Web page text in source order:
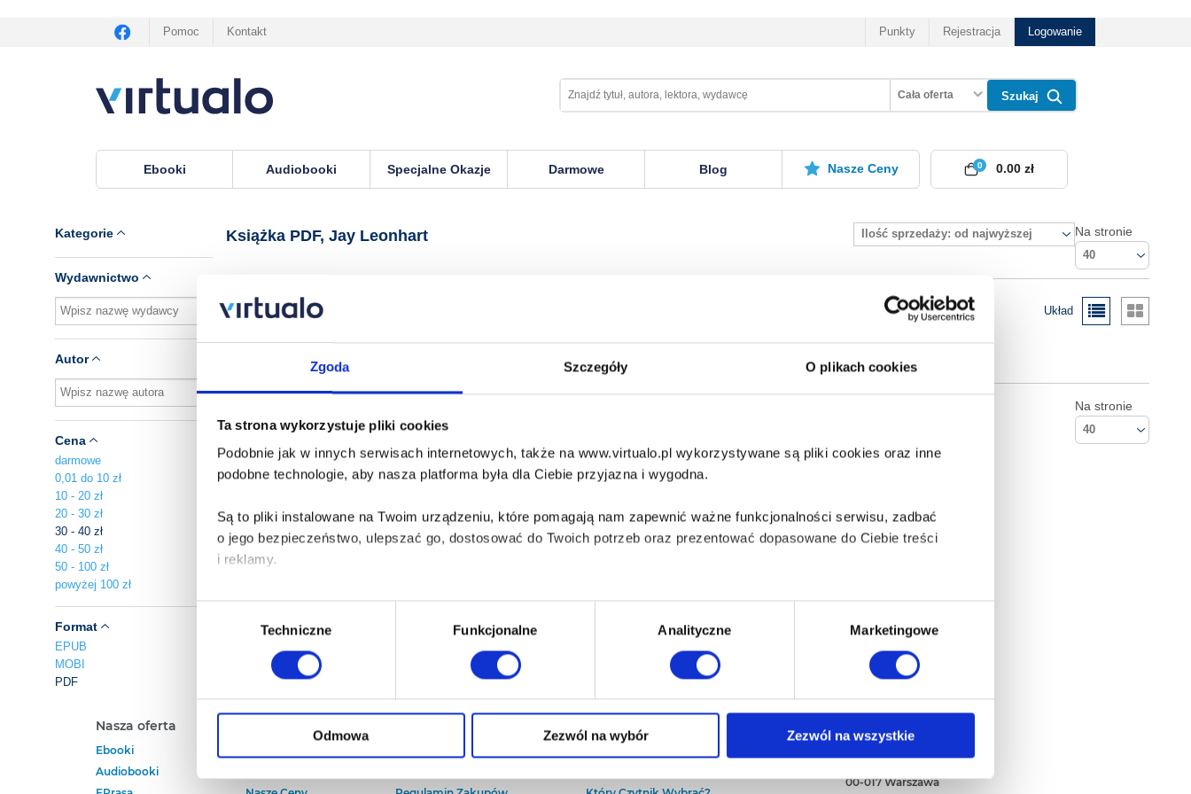
Zgoda Szczegóły O plikach cookies
Ta strona wykorzystuje pliki cookies
Podobnie jak w innych serwisach internetowych, także na www.virtualo.pl wykorzystywane są pliki cookies oraz inne
podobne technologie, aby nasza platforma była dla Ciebie przyjazna i wygodna.
Są to pliki instalowane na Twoim urządzeniu, które pomagają nam zapewnić ważne funkcjonalności serwisu, zadbać
o jego bezpieczeństwo, ulepszać go, dostosować do Twoich potrzeb oraz prezentować dopasowane do Ciebie treści
i reklamy.
Poza plikami, które są nam niezbędne do prawidłowego i bezpiecznego działania serwisu - są także takie, które wymagają
Twojej zgody.
Każda udzielona zgoda poprawi Twoje doświadczenia jeśli jesteś naszym Użytkownikiem.
Wybór
Techniczne Funkcjonalne Analityczne Marketingowe
Odmowa Zezwól na wybór Zezwól na wszystkie
Pomoc Kontakt Punkty Rejestracja Logowanie
Cała oferta Szukaj
Ebooki Audiobooki Specjalne Okazje Darmowe Blog Nasze Ceny 0
0.00 zł
Kategorie
Wydawnictwo
Autor
Cena
darmowe
0,01 do 10 zł
10 - 20 zł
20 - 30 zł
30 - 40 zł
40 - 50 zł
50 - 100 zł
powyżej 100 zł
Format
EPUB
MOBI
PDF
Książka PDF, Jay Leonhart Ilość sprzedaży: od najwyższej Na stronie
40
Układ
Na stronie
40
Nasza oferta
Ebooki
Audiobooki
Baza wiedzy
Empik S.A
00-017 Warszawa